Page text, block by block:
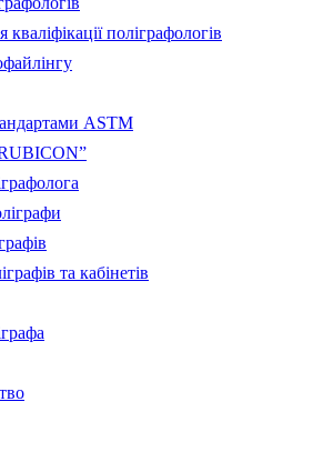
поліграфологів
ASTM
та кабінетів